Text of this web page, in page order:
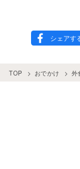
TOP おでかけ 外